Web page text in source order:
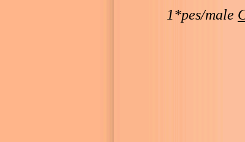
1*pes/male